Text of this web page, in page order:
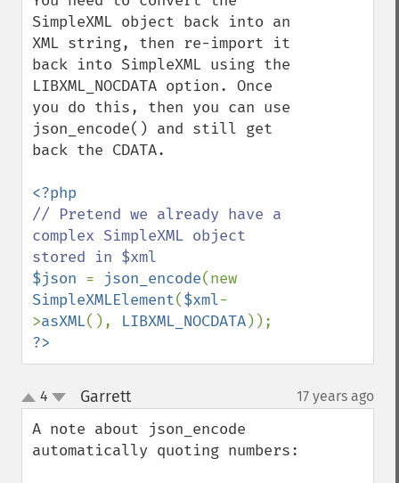
SimpleXML object back into an
XML string, then re-import it
back into SimpleXML using the
LIBXML_NOCDATA option. Once
you do this, then you can use
json_encode() and still get
back the CDATA.
// Pretend we already have a
complex SimpleXML object
$json = json_encode
SimpleXMLElement($xml-
>asXML(), LIBXML_NOCDATA
?>
up
down
4 Garrett¶ 17 years ago
A note about json_encode
automatically quoting numbers: